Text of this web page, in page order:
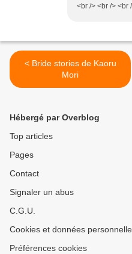
<br /> <br /> <br
< Bride stories de Kaoru
Mori
Hébergé par Overblog
Top articles
Pages
Contact
Signaler un abus
C.G.U.
Cookies et données
Préférences cookies